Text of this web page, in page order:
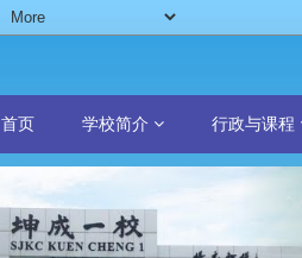
首页 学校简介 行政与课程